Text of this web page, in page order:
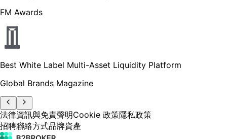
FM Awards
Best White Label Multi-Asset Liquidity Platform
Global Brands Magazine
法律資訊與免責聲明Cookie 政策隱私政策
招聘聯絡方式品牌資產